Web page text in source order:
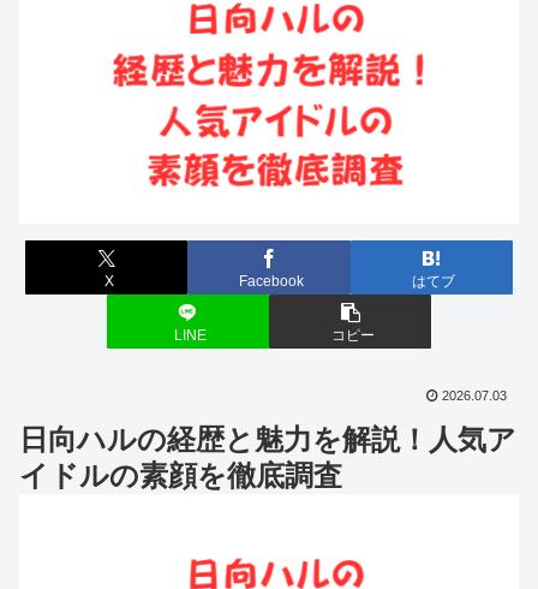
X Facebook はてブ
LINE コピー
2026.07.03
日向ハルの経歴と魅力を解説！人気ア
イドルの素顔を徹底調査